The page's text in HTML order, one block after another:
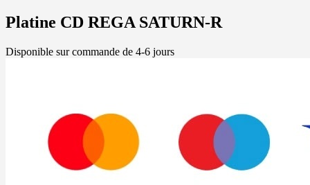
Platine CD REGA SATURN-R
Disponible sur commande de 4-6 jours